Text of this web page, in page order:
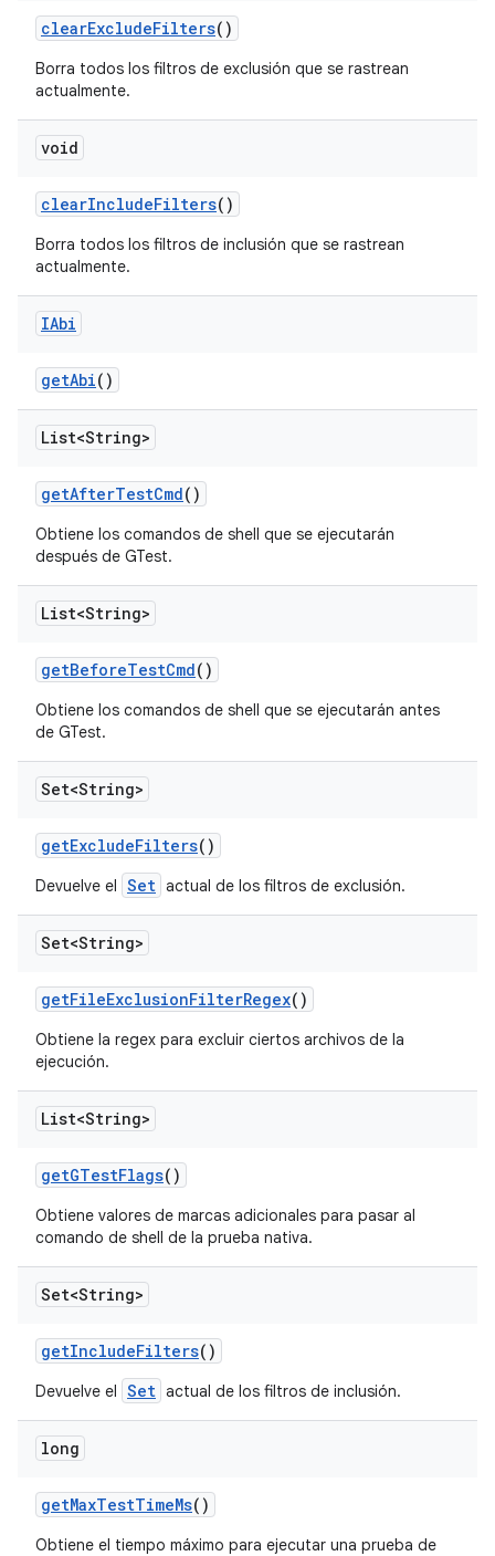
clearExcludeFilters()
Borra todos los filtros de exclusión que se rastrean
actualmente.
void
clearIncludeFilters()
Borra todos los filtros de inclusión que se rastrean
actualmente.
IAbi
getAbi()
List<String>
getAfterTestCmd()
Obtiene los comandos de shell que se ejecutarán
después de GTest.
List<String>
getBeforeTestCmd()
Obtiene los comandos de shell que se ejecutarán antes
de GTest.
Set<String>
getExcludeFilters()
Devuelve el Set actual de los filtros de exclusión.
Set<String>
getFileExclusionFilterRegex()
Obtiene la regex para excluir ciertos archivos de la
ejecución.
List<String>
getGTestFlags()
Obtiene valores de marcas adicionales para pasar al
comando de shell de la prueba nativa.
Set<String>
getIncludeFilters()
Devuelve el Set actual de los filtros de inclusión.
long
getMaxTestTimeMs()
Obtiene el tiempo máximo para ejecutar una prueba de